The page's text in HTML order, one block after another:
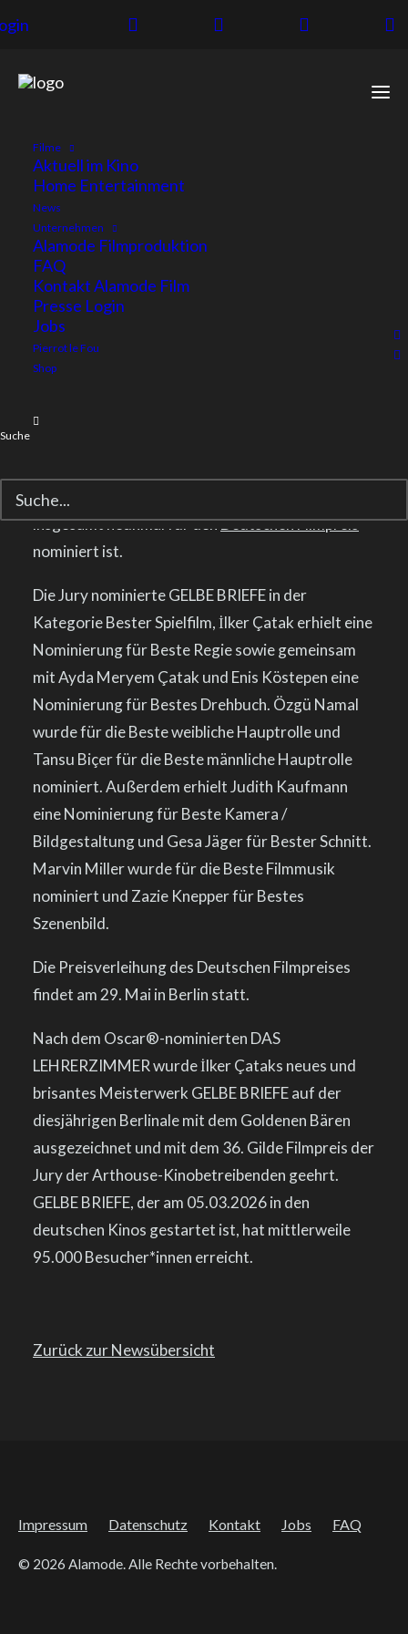
Filme
Aktuell im Kino
Home Entertainment
News
Unternehmen
Alamode Filmproduktion
FAQ
Kontakt Alamode Film
Presse Login
Jobs
Pierrot le Fou
Shop
Suche
9
NOMINIERUNGEN
FÜR GELBE BRIEFE,
Wir freuen uns riesig, dass GELBE BRIEFE
insgesamt neunmal für denDeutschen Filmpreis
nominiert ist.
Die Jury nominierte GELBE BRIEFE in der
Kategorie Bester Spielfilm, İlker Çatak erhielt eine
Nominierung für Beste Regie sowie gemeinsam
mit Ayda Meryem Çatak und Enis Köstepen eine
Nominierung für Bestes Drehbuch. Özgü Namal
wurde für die Beste weibliche Hauptrolle und
Tansu Biçer für die Beste männliche Hauptrolle
nominiert. Außerdem erhielt Judith Kaufmann
eine Nominierung für Beste Kamera /
Bildgestaltung und Gesa Jäger für Bester Schnitt.
Marvin Miller wurde für die Beste Filmmusik
nominiert und Zazie Knepper für Bestes
Szenenbild.
Die Preisverleihung des Deutschen Filmpreises
findet am 29. Mai in Berlin statt.
Nach dem Oscar®-nominierten DAS
LEHRERZIMMER wurde İlker Çataks neues und
brisantes Meisterwerk GELBE BRIEFE auf der
diesjährigen Berlinale mit dem Goldenen Bären
ausgezeichnet und mit dem 36. Gilde Filmpreis der
Jury der Arthouse-Kinobetreibenden geehrt.
GELBE BRIEFE, der am 05.03.2026 in den
deutschen Kinos gestartet ist, hat mittlerweile
95.000 Besucher*innen erreicht.
Zurück zur Newsübersicht
Impressum Datenschutz Kontakt Jobs FAQ
© 2026 Alamode. Alle Rechte vorbehalten.